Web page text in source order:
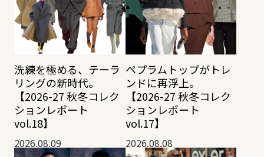
洗練を極める、テーラ
リングの新時代。
【2026-27 秋冬コレク
ションレポート
vol.18】
2026.08.09
ペプラムトップがトレ
ンドに再浮上。
【2026-27 秋冬コレク
ションレポート
vol.17】
2026.08.08